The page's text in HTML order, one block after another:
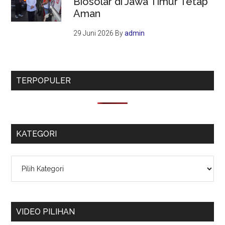
Aman
29 Juni 2026 Byadmin
TERPOPULER
KATEGORI
VIDEO PILIHAN